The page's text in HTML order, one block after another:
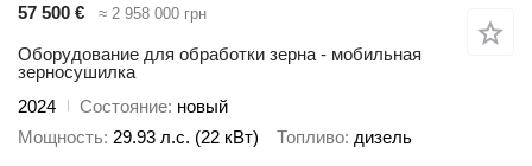
57 500 €
≈ 2 958 000 грн
Оборудование для обработки зерна - мобильная
зерносушилка
2024
Состояние новый
Мощность 29.93 л.с. (22 кВт) Топливо дизель